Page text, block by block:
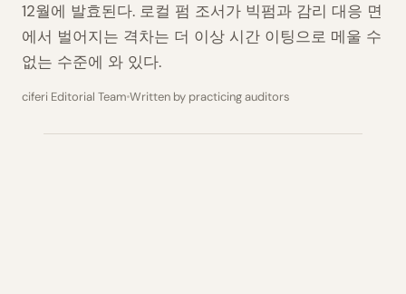
12월에 발효된다. 로컬 펌 조서가 빅펌과 감리 대응 면
에서 벌어지는 격차는 더 이상 시간 이팅으로 메울 수
없는 수준에 와 있다.
ciferi Editorial Team Written by practicing auditors